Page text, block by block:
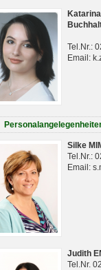
Tel.Nr.:
Email:
Silke
Tel.Nr.:
Email:
Judith
Tel.Nr.